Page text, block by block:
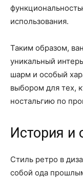
использования.
Таким образом,
уникальный
шарм и особый
выбором для тех,
ностальгию по
История и
Стиль ретро в
собой ода